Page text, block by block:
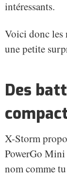
intéressants.
Voici donc les
une petite
Des
X-Storm
PowerGo
nom comme